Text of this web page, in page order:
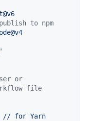
to npm
or
file
// for Yarn